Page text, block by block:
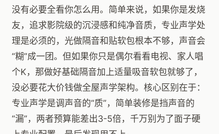
没有必要全看你怎么用。简单来说，如果你是发烧
友，追求影院级的沉浸感和纯净音质，专业声学处
理是必须的，光做隔音和贴软包根本不够，声音会
“糊”成一团。但如果你只是偶尔看看电视、家人唱
个K，那做好基础隔音加上适量吸音软包就够了，
没必要花大价钱做全屋声学架构。核心区别在于：
专业声学是调声音的“质”，简单装修是挡声音的
“漏”，两者预算能差出3-5倍，千万别为了面子硬